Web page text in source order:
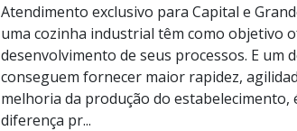
Atendimento exclusivo para Capital e
uma cozinha industrial têm como objetivo
desenvolvimento de seus processos. E um
conseguem fornecer maior rapidez,
melhoria da produção do
diferença pr...